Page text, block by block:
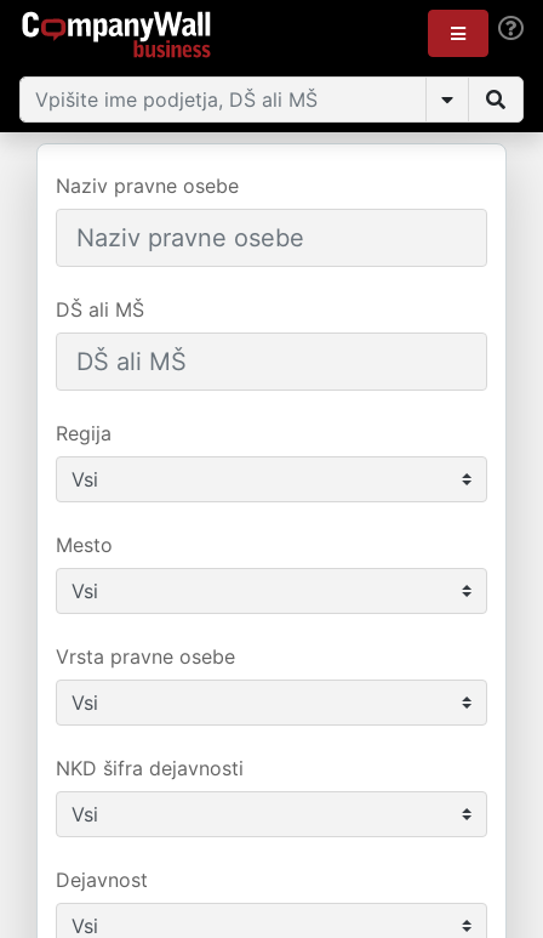
Naziv pravne osebe
DŠ ali MŠ
Regija
Mesto
Vrsta pravne osebe
NKD šifra dejavnosti
Dejavnost